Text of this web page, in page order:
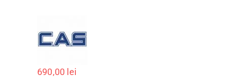
690,00 lei